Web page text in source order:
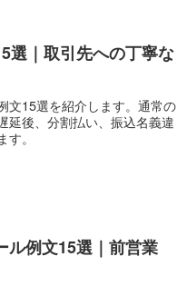
選｜取引先への丁寧な
文15選を紹介します。通常の
延後、分割払い、振込名義違
。
ル例文15選｜前営業